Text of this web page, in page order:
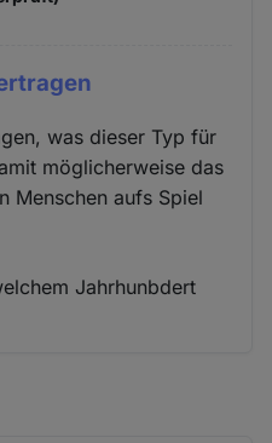
was dieser Typ für
möglicherweise das
Menschen aufs Spiel
Jahrhunbdert